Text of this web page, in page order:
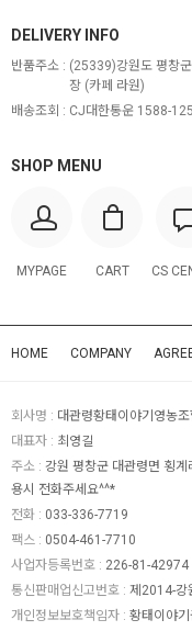
SHOP MENU
MYPAGE CART CS
DELIVERY INFO
반품주소 : (25339)강원도 평창
장 (카페 라원)
배송조회 : CJ대한통운 1588-
HOME COMPANY
회사명 : 대관령황태이야기영농
대표자 : 최영길
주소 : 강원 평창군 대관령면 횡
용시 전화주세요^^*
전화 : 033-336-7719
팩스 : 0504-461-7710
사업자등록번호 : 226-81-42974
통신판매업신고번호 : 제2014-강
개인정보보호책임자 : 황태이야기